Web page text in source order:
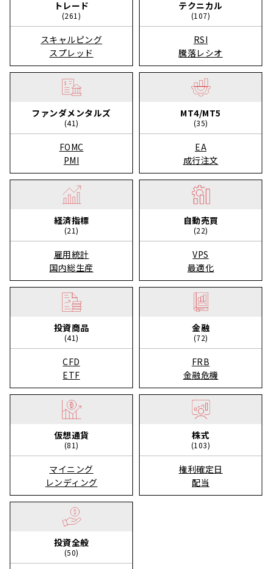
トレード
(261)
スキャルピング
スプレッド
テクニカル
(107)
RSI
騰落レシオ
ファンダメンタルズ
(41)
FOMC
PMI
MT4/MT5
(35)
EA
成行注文
経済指標
(21)
雇用統計
国内総生産
自動売買
(22)
VPS
最適化
投資商品
(41)
CFD
ETF
金融
(72)
FRB
金融危機
仮想通貨
(81)
マイニング
レンディング
株式
(103)
権利確定日
配当
投資全般
(50)